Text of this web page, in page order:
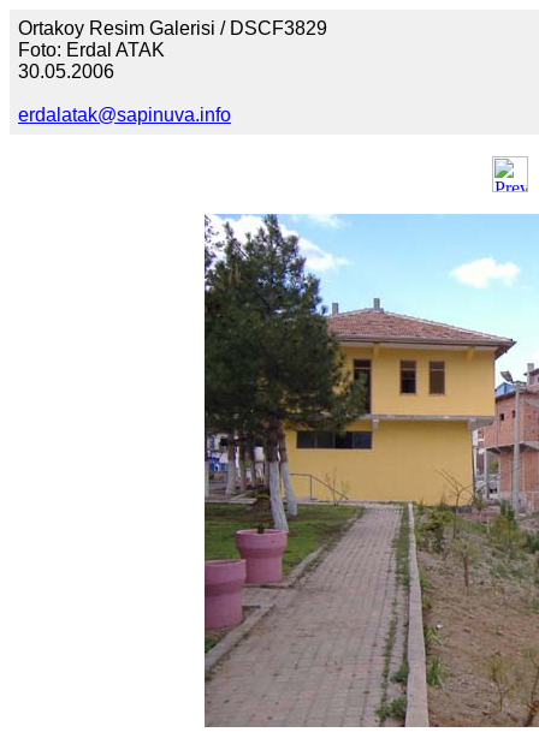
Ortakoy Resim Galerisi / DSCF3829
Foto: Erdal ATAK
30.05.2006
erdalatak@sapinuva.info